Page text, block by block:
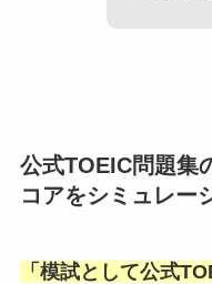
公式TOEIC問題集
コアをシミュレー
「 模試として公式